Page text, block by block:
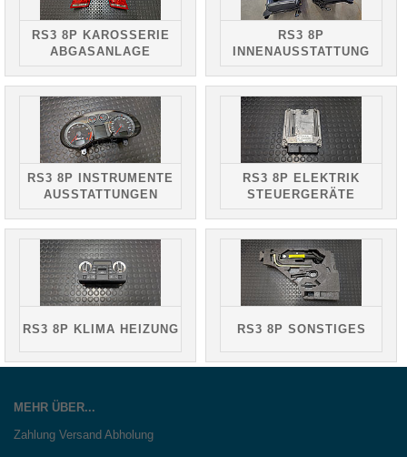
RS3 8P KAROSSERIE
ABGASANLAGE
RS3 8P
INNENAUSSTATTUNG
RS3 8P INSTRUMENTE
AUSSTATTUNGEN
RS3 8P ELEKTRIK
STEUERGERÄTE
RS3 8P KLIMA HEIZUNG RS3 8P SONSTIGES
MEHR ÜBER...
Zahlung Versand Abholung